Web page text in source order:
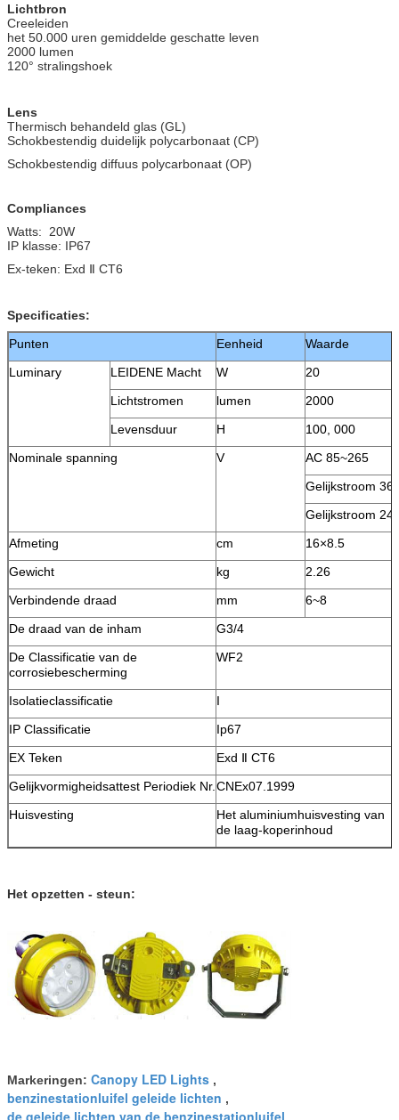
Lichtbron
Creeleiden
het 50.000 uren gemiddelde geschatte leven
2000 lumen
120° stralingshoek
Lens
Thermisch behandeld glas (GL)
Schokbestendig duidelijk polycarbonaat (CP)
Schokbestendig diffuus polycarbonaat (OP)
Compliances
Watts: 20W
IP klasse: IP67
Ex-teken: Exd Ⅱ CT6
Specificaties:
Punten
Eenheid
Waarde
Luminary
LEIDENE Macht W
20
Lichtstromen
lumen
2000
Levensduur
H
100, 000
Nominale spanning
V
AC 85~265
Gelijkstroom 36
Gelijkstroom 24
Afmeting
cm
16×8.5
Gewicht
kg
2.26
Verbindende draad
mm
6~8
De draad van de inham
G3/4
De Classificatie van de
corrosiebescherming
WF2
Isolatieclassificatie
I
IP Classificatie
Ip67
EX Teken
Exd Ⅱ CT6
Gelijkvormigheidsattest Periodiek Nr. CNEx07.1999
Huisvesting
Het aluminiumhuisvesting van
de laag-koperinhoud
Het opzetten - steun:
Markeringen: Canopy LED Lights ,
benzinestationluifel geleide lichten ,
de geleide lichten van de benzinestationluifel